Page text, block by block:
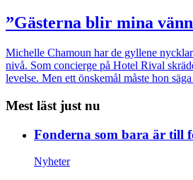
”Gästerna blir mina
Michelle Chamoun har de gyllene
nivå. Som concierge på Hotel Rival
levelse. Men ett önskemål måste hon
Mest läst just nu
Fonderna som bara är till
Nyheter